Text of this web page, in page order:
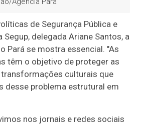
de Segurança Pública e
Segup, delegada Ariane Santos, a
Pará se mostra essencial. "As
têm o objetivo de proteger as
culturais que
desse problema estrutural em
nos jornais e redes sociais